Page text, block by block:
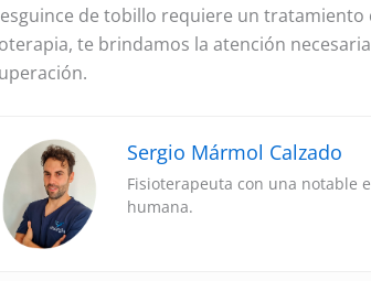
de tobillo requiere un tratamiento
te brindamos la atención
Sergio Mármol Calzado
Fisioterapeuta con una notable
humana.